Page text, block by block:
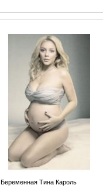
Беременная Тина Кароль